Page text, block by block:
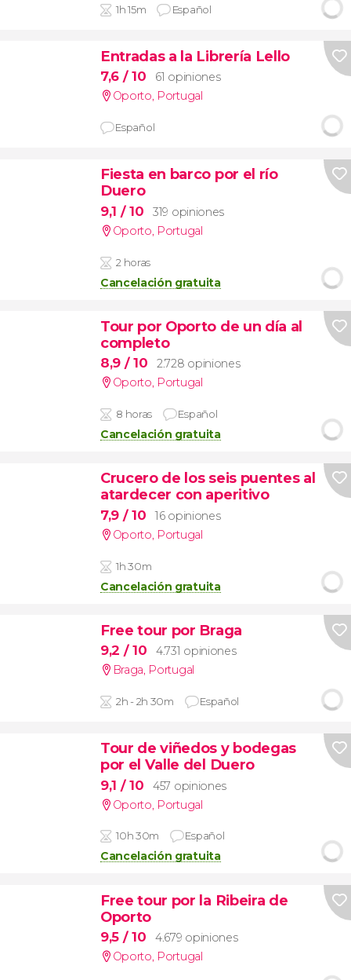
1h 15m Español
Entradas a la Librería Lello
7,6 / 10
61 opiniones
Oporto, Portugal
Español
Fiesta en barco por el río
Duero
9,1 / 10
319 opiniones
Oporto, Portugal
2 horas
Cancelación gratuita
Tour por Oporto de un día al
completo
8,9 / 10
2.728 opiniones
Oporto, Portugal
8 horas Español
Cancelación gratuita
Crucero de los seis puentes al
atardecer con aperitivo
7,9 / 10
16 opiniones
Oporto, Portugal
1h 30m
Cancelación gratuita
Free tour por Braga
9,2 / 10
4.731 opiniones
Braga, Portugal
2h - 2h 30m Español
Tour de viñedos y bodegas
por el Valle del Duero
9,1 / 10
457 opiniones
Oporto Portugal
10h 30m Español
Cancelación gratuita
Free tour por la Ribeira de
Oporto
9,5 / 10
4.679 opiniones
Oporto, Portugal